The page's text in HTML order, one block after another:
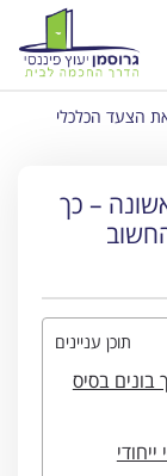
הצעד הכלכלי
– כך
תוכן עניינים
בסיס